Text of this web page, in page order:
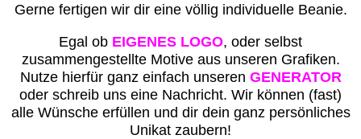
Gerne fertigen wir dir eine völlig individuelle Beanie.
Egal ob EIGENES LOGO, oder selbst
zusammengestellte Motive aus unseren Grafiken.
Nutze hierfür ganz einfach unseren GENERATOR
oder schreib uns eine Nachricht. Wir können (fast)
alle Wünsche erfüllen und dir dein ganz persönliches
Unikat zaubern!